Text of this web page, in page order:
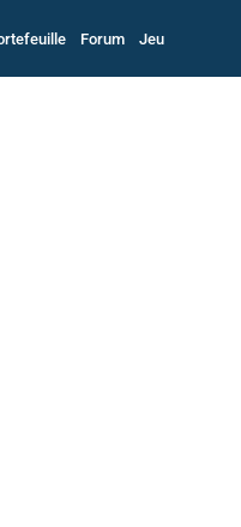
Forum Jeu